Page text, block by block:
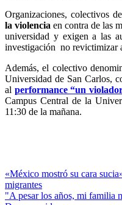
Organizaciones, colectivos
la violencia en contra de las
universidad y exigen a las
investigación no revictimizar
Además, el colectivo
Universidad de San Carlos,
al performance “un
Campus Central de la
11:30 de la mañana.
Navegación
de
«México mostró su cara
migrantes
"A pesar los años, mi familia